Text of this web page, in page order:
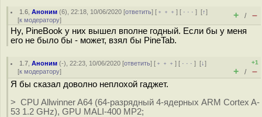
1.6 ,Аноним (6), 22:18, 10/06/2020 [ответить] [ ﹢﹢﹢] [ · · ·][↑]
[к модератору] + / –
Ну, PineBook у них вышел вполне годный. Если бы у меня
его не было бы - может, взял бы PineTab.
1.7 ,Аноним (-), 22:23, 10/06/2020 [ответить] [ ﹢﹢﹢] [ · · ·][↓]
[к модератору]
+1
+ / –
Я бы сказал доволно неплохой гаджет.
> CPU Allwinner A64 (64-разрядный 4-ядерных ARM Cortex A-
53 1.2 GHz), GPU MALI-400 MP2;